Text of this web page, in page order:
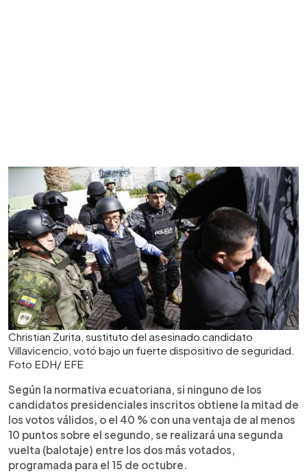
Christian Zurita, sustituto del asesinado candidato
Villavicencio, votó bajo un fuerte dispositivo de seguridad.
Foto EDH/ EFE
Según la normativa ecuatoriana, si ninguno de los
candidatos presidenciales inscritos obtiene la mitad de
los votos válidos, o el 40 % con una ventaja de al menos
10 puntos sobre el segundo, se realizará una segunda
vuelta (balotaje) entre los dos más votados,
programada para el 15 de octubre.